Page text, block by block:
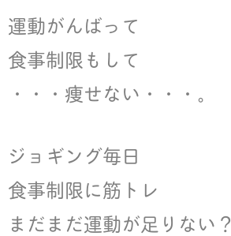
運動がんばって
食事制限もして
・・・痩せない・・・。
ジョギング毎日
食事制限に筋トレ
まだまだ運動が足りない？